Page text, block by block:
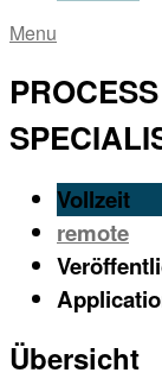
Menu
Vollzeit
remote
Übersicht